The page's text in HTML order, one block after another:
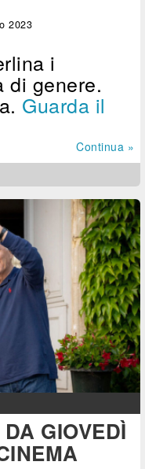
2023
i
di genere.
Guarda il
Continua »
GIOVEDÌ